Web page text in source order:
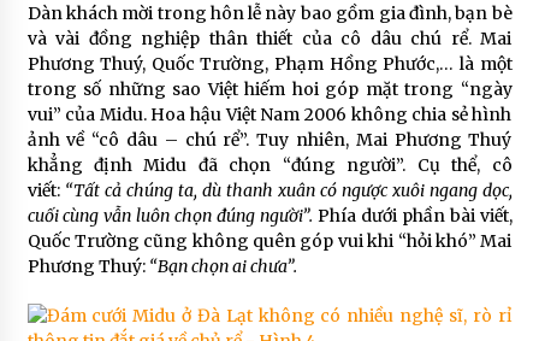
Dàn khách mời trong hôn lễ này bao gồm gia đình, bạn bè
và vài đồng nghiệp thân thiết của cô dâu chú rể. Mai
Phương Thuý, Quốc Trường, Phạm Hồng Phước,… là một
trong số những sao Việt hiếm hoi góp mặt trong “ngày
vui” của Midu. Hoa hậu Việt Nam 2006 không chia sẻ hình
ảnh về “cô dâu – chú rể”. Tuy nhiên, Mai Phương Thuý
khẳng định Midu đã chọn “đúng người”. Cụ thể, cô
viết: “Tất cả chúng ta, dù thanh xuân có ngược xuôi ngang dọc,
cuối cùng vẫn luôn chọn đúng người”. Phía dưới phần bài viết,
Quốc Trường cũng không quên góp vui khi “hỏi khó” Mai
Phương Thuý: “Bạn chọn ai chưa”.